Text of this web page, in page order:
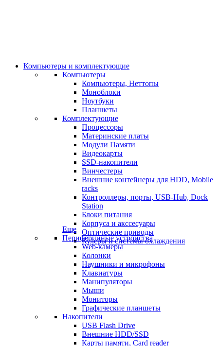
Компьютеры и комплектующие
Компьютеры
Компьютеры, Неттопы
Моноблоки
Ноутбуки
Планшеты
Комплектующие
Процессоры
Материнские платы
Модули Памяти
Видеокарты
SSD-накопители
Винчестеры
Внешние контейнеры для HDD, Mobile
racks
Контроллеры, порты, USB-Hub, Dock
Station
Блоки питания
Корпуса и акссесуары
Оптические приводы
Кулеры и системы охлаждения
Еще
Периферийные устройства
Web-камеры
Колонки
Наушники и микрофоны
Клавиатуры
Манипуляторы
Мыши
Мониторы
Графические планшеты
Накопители
USB Flash Drive
Внешние HDD/SSD
Карты памяти, Card reader